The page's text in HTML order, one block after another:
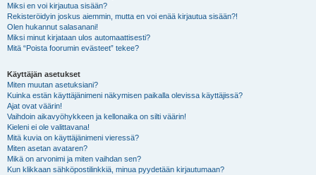
Miksi en voi kirjautua sisään?
Rekisteröidyin joskus aiemmin, mutta en voi enää kirjautua sisään?!
Olen hukannut salasanani!
Miksi minut kirjataan ulos automaattisesti?
Mitä “Poista foorumin evästeet” tekee?
Käyttäjän asetukset
Miten muutan asetuksiani?
Kuinka estän käyttäjänimeni näkymisen paikalla olevissa käyttäjissä?
Ajat ovat väärin!
Vaihdoin aikavyöhykkeen ja kellonaika on silti väärin!
Kieleni ei ole valittavana!
Mitä kuvia on käyttäjänimeni vieressä?
Miten asetan avataren?
Mikä on arvonimi ja miten vaihdan sen?
Kun klikkaan sähköpostilinkkiä, minua pyydetään kirjautumaan?